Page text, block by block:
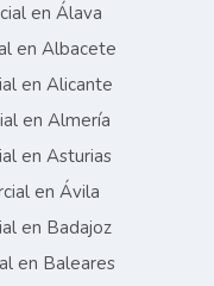
en Álava
en Albacete
en Alicante
en Almería
en Asturias
en Ávila
en Badajoz
en Baleares